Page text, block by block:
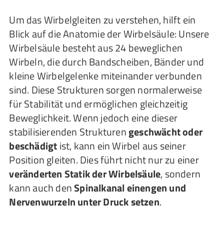
Um das Wirbelgleiten zu verstehen, hilft ein
Blick auf die Anatomie der Wirbelsäule: Unsere
Wirbelsäule besteht aus 24 beweglichen
Wirbeln, die durch Bandscheiben, Bänder und
kleine Wirbelgelenke miteinander verbunden
sind. Diese Strukturen sorgen normalerweise
für Stabilität und ermöglichen gleichzeitig
Beweglichkeit. Wenn jedoch eine dieser
stabilisierenden Strukturengeschwächt oder
beschädigtist, kann ein Wirbel aus seiner
Position gleiten. Dies führt nicht nur zu einer
veränderten Statik der Wirbelsäule, sondern
kann auch denSpinalkanal einengen und
Nervenwurzeln unter Druck setzen.